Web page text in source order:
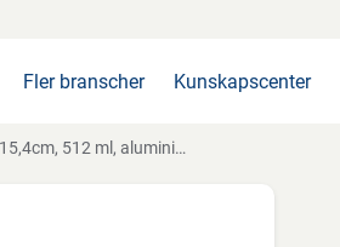
Fler branscher Kunskapscenter
512 ml, aluminium, rund